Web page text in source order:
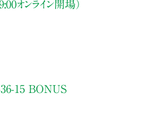
オンライン開場）
15 BONUS